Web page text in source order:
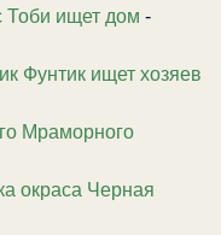
Тоби ищет дом -
Фунтик ищет хозяев
Мраморного
окраса Черная